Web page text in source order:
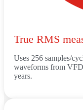
True RMS
Uses 256 samples/
waveforms from
years.